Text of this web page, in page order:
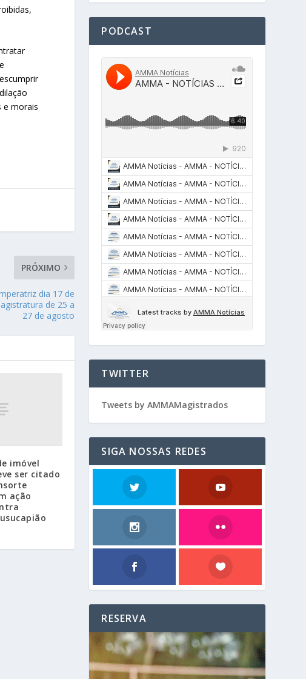
e morais
PRÓXIMO
dia 17 de
de 25 a
27 de agosto
imóvel
ser citado
ação
PODCAST
TWITTER
Tweets by AMMAMagistrados
SIGA NOSSAS REDES
RESERVA